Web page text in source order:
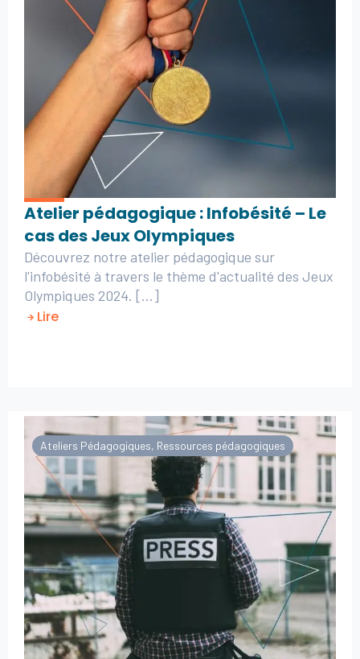
Atelier pédagogique : Infobésité – Le
cas des Jeux Olympiques
Découvrez notre atelier pédagogique sur
l'infobésité à travers le thème d'actualité des Jeux
Olympiques 2024. [...]
Lire
Ateliers Pédagogiques, Ressources pédagogiques